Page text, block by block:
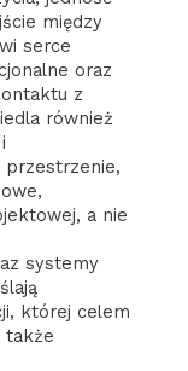
między
serce
oraz
z
również
przestrzenie,
a nie
systemy
której celem
także